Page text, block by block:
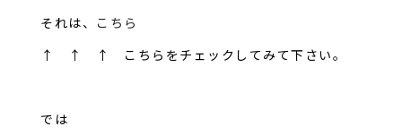
それは、 こちら
↑ ↑ ↑ こちらをチェックしてみて下さい。
では